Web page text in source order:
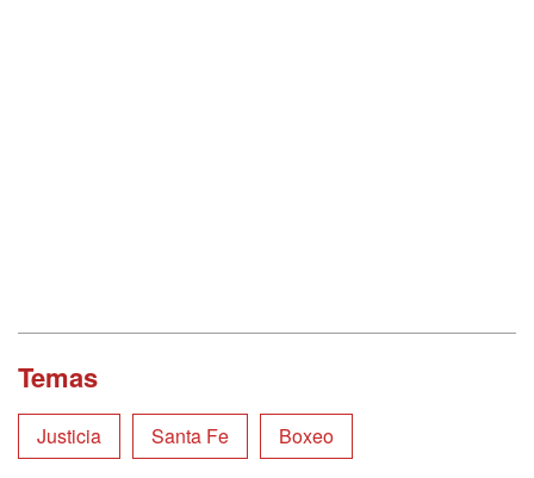
Temas
Justicia Santa Fe Boxeo